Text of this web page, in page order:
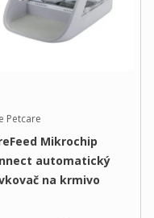
Petcare
Mikrochip
automatický
na krmivo